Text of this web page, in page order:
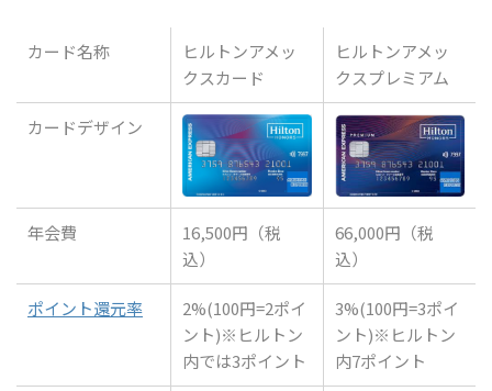
カード名称
ヒルトンアメッ
クスカード
ヒルトンアメッ
クスプレミアム
カードデザイン
年会費
16,500円（税
込）
66,000円（税
込）
ポイント還元率
2%(100円=2ポイ
ント)※ヒルトン
内では3ポイント
3%(100円=3ポイ
ント)※ヒルトン
内7ポイント